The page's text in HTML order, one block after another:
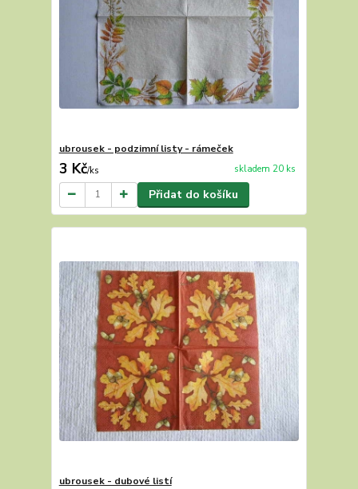
ubrousek - podzimní listy - rámeček
3 Kč/ks skladem 20 ks
Přidat do košíku
ubrousek - dubové listí